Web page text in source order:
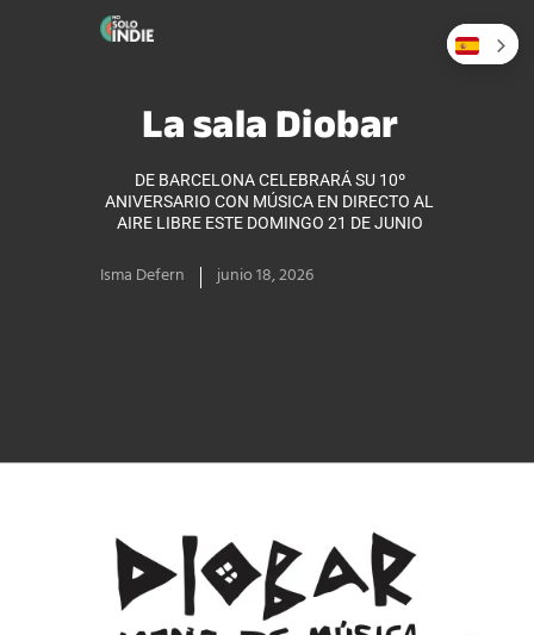
La sala Diobar
DE BARCELONA CELEBRARÁ SU 10º
ANIVERSARIO CON MÚSICA EN DIRECTO AL
AIRE LIBRE ESTE DOMINGO 21 DE JUNIO
Isma Defern junio 18, 2026